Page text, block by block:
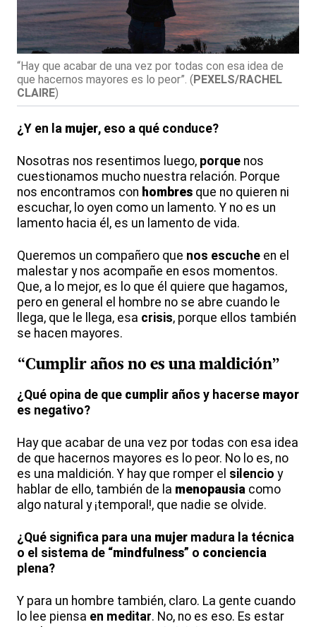
“Hay que acabar de una vez por todas con esa idea de
que hacernos mayores es lo peor”. (PEXELS/RACHEL
CLAIRE)
¿Y en la mujer, eso a qué conduce?
Nosotras nos resentimos luego, porque nos
cuestionamos mucho nuestra relación. Porque
nos encontramos con hombres que no quieren ni
escuchar, lo oyen como un lamento. Y no es un
lamento hacia él, es un lamento de vida.
Queremos un compañero que nos escuche en el
malestar y nos acompañe en esos momentos.
Que, a lo mejor, es lo que él quiere que hagamos,
pero en general el hombre no se abre cuando le
llega, que le llega, esa crisis, porque ellos también
se hacen mayores.
“Cumplir años no es una maldición”
¿Qué opina de que cumplir años y hacerse mayor
es negativo?
Hay que acabar de una vez por todas con esa idea
de que hacernos mayores es lo peor. No lo es, no
es una maldición. Y hay que romper el silencio y
hablar de ello, también de la menopausia como
algo natural y ¡temporal!, que nadie se olvide.
¿Qué significa para una mujer madura la técnica
o el sistema de “mindfulness” o conciencia
plena?
Y para un hombre también, claro. La gente cuando
lo lee piensa en meditar. No, no es eso. Es estar